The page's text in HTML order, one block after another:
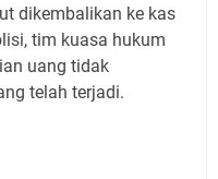
dikembalikan ke kas
tim kuasa hukum
uang tidak
telah terjadi.